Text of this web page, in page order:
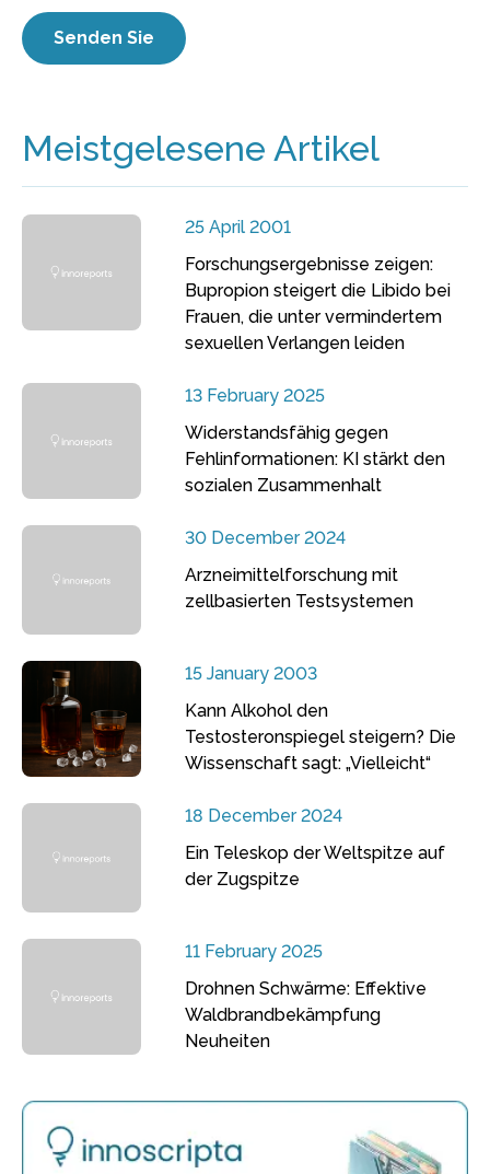
Meistgelesene Artikel
25 April 2001
Forschungsergebnisse zeigen:
Bupropion steigert die Libido bei
Frauen, die unter vermindertem
sexuellen Verlangen leiden
13 February 2025
Widerstandsfähig gegen
Fehlinformationen: KI stärkt den
sozialen Zusammenhalt
30 December 2024
Arzneimittelforschung mit
zellbasierten Testsystemen
15 January 2003
Kann Alkohol den
Testosteronspiegel steigern? Die
Wissenschaft sagt: „Vielleicht“
18 December 2024
Ein Teleskop der Weltspitze auf
der Zugspitze
11 February 2025
Drohnen Schwärme: Effektive
Waldbrandbekämpfung
Neuheiten